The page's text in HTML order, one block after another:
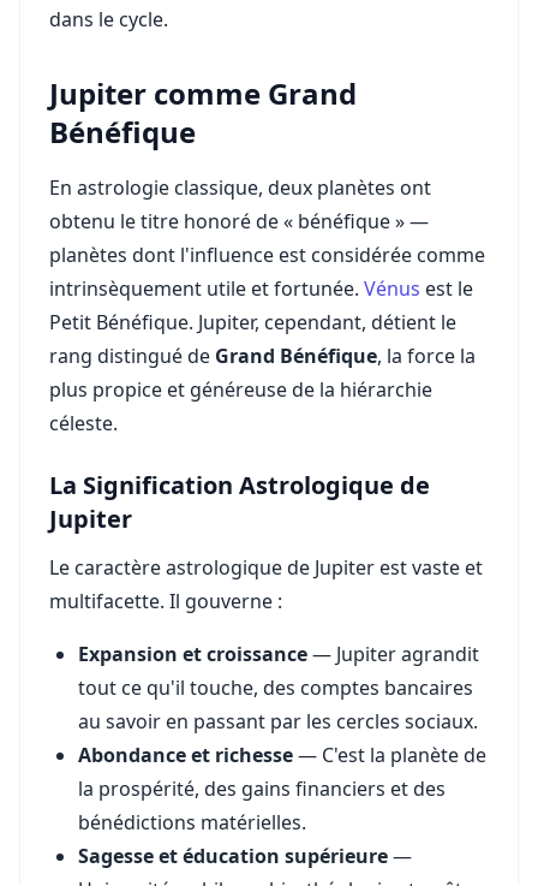
dans le cycle.
Jupiter comme Grand
Bénéfique
En astrologie classique, deux planètes ont
obtenu le titre honoré de « bénéfique » —
planètes dont l'influence est considérée comme
intrinsèquement utile et fortunée. Vénus est le
Petit Bénéfique. Jupiter, cependant, détient le
rang distingué de Grand Bénéfique, la force la
plus propice et généreuse de la hiérarchie
céleste.
La Signification Astrologique de
Jupiter
Le caractère astrologique de Jupiter est vaste et
multifacette. Il gouverne :
Expansion et croissance— Jupiter agrandit
tout ce qu'il touche, des comptes bancaires
au savoir en passant par les cercles sociaux.
Abondance et richesse— C'est la planète de
la prospérité, des gains financiers et des
bénédictions matérielles.
Sagesse et éducation supérieure—